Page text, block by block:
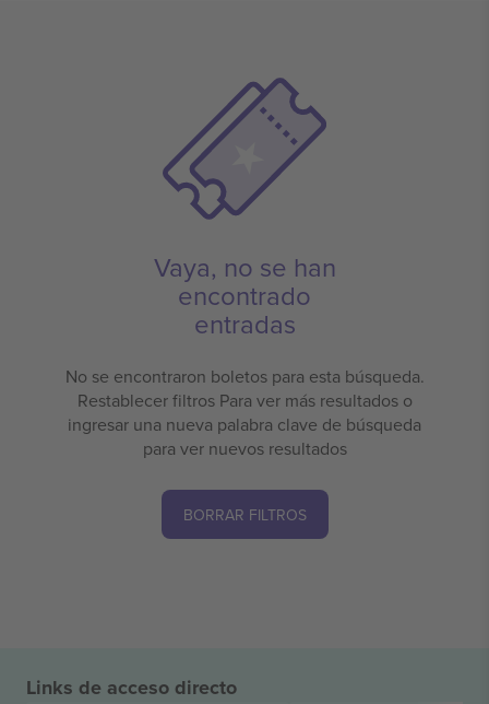
Vaya, no se han
encontrado
entradas
No se encontraron boletos para esta búsqueda.
Restablecer filtros Para ver más resultados o
ingresar una nueva palabra clave de búsqueda
para ver nuevos resultados
BORRAR FILTROS
Links de acceso directo